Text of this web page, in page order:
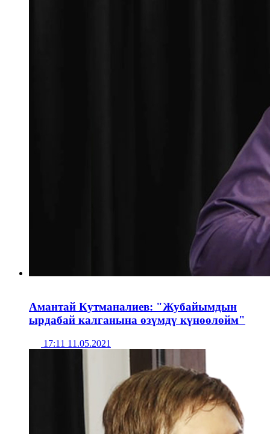
Амантай Кутманалиев: "Жубайымдын
ырдабай калганына өзүмдү күнөөлөйм"
17:11 11.05.2021